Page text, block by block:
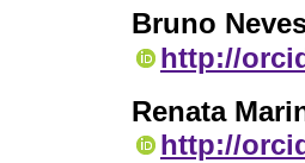
Bruno
http://
Renata
http://